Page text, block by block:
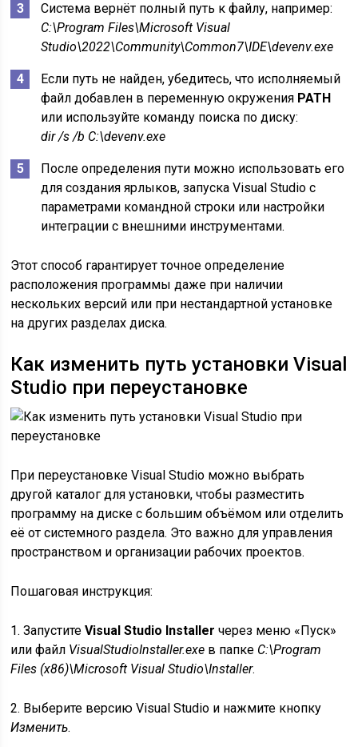
Система вернёт полный путь к файлу, например:
C:\Program Files\Microsoft Visual
Studio\2022\Community\Common7\IDE\devenv.exe
Если путь не найден, убедитесь, что исполняемый
файл добавлен в переменную окружения PATH
или используйте команду поиска по диску:
dir /s /b C:\devenv.exe
После определения пути можно использовать его
для создания ярлыков, запуска Visual Studio с
параметрами командной строки или настройки
интеграции с внешними инструментами.
Этот способ гарантирует точное определение
расположения программы даже при наличии
нескольких версий или при нестандартной установке
на других разделах диска.
Как изменить путь установки Visual
Studio при переустановке
При переустановке Visual Studio можно выбрать
другой каталог для установки, чтобы разместить
программу на диске с большим объёмом или отделить
её от системного раздела. Это важно для управления
пространством и организации рабочих проектов.
Пошаговая инструкция:
1. ЗапуститеVisual Studio Installer через меню «Пуск»
или файл VisualStudioInstaller.exe в папке C:\Program
Files (x86)\Microsoft Visual Studio\Installer.
2. Выберите версию Visual Studio и нажмите кнопку
Изменить.